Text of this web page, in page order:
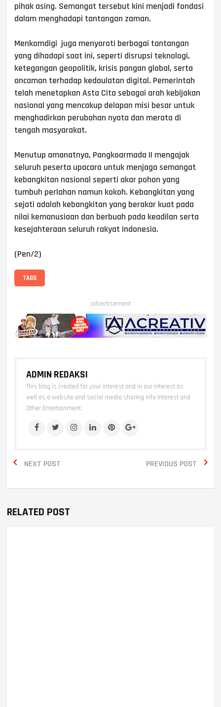
pihak asing. Semangat tersebut kini menjadi fondasi
dalam menghadapi tantangan zaman.
Menkomdigi juga menyoroti berbagai tantangan
yang dihadapi saat ini, seperti disrupsi teknologi,
ketegangan geopolitik, krisis pangan global, serta
ancaman terhadap kedaulatan digital. Pemerintah
telah menetapkan Asta Cita sebagai arah kebijakan
nasional yang mencakup delapan misi besar untuk
menghadirkan perubahan nyata dan merata di
tengah masyarakat.
Menutup amanatnya, Pangkoarmada II mengajak
seluruh peserta upacara untuk menjaga semangat
kebangkitan nasional seperti akar pohon yang
tumbuh perlahan namun kokoh. Kebangkitan yang
sejati adalah kebangkitan yang berakar kuat pada
nilai kemanusiaan dan berbuah pada keadilan serta
kesejahteraan seluruh rakyat Indonesia.
(Pen/2)
TAGS
advertisement
ADMIN REDAKSI
This blog is created for your interest and in our interest as
well as a website and social media sharing info Interest and
Other Entertainment.
NEXT POST
 PREVIOUS POST 
RELATED POST